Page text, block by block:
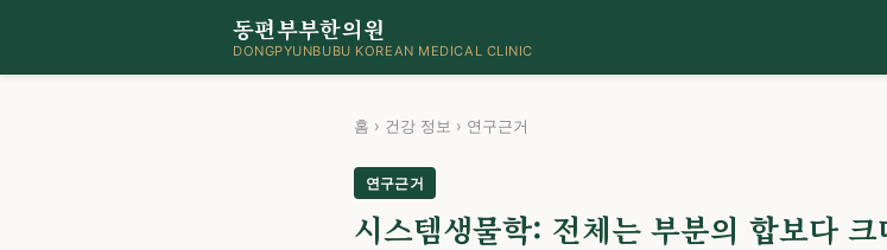
동편부부한의원
DONGPYUNBUBU KOREAN MEDICAL CLINIC
홈 › 건강 정보 › 연구근거
연구근거
시스템생물학: 전체는 부분의 합보다 크